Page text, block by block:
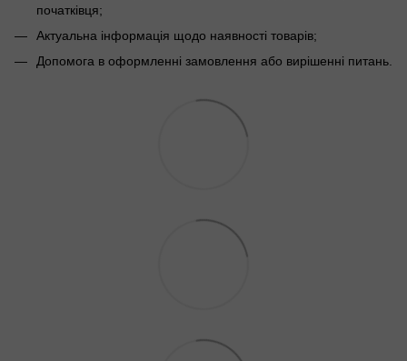
початківця;
Актуальна інформація щодо наявності товарів;
Допомога в оформленні замовлення або вирішенні питань.